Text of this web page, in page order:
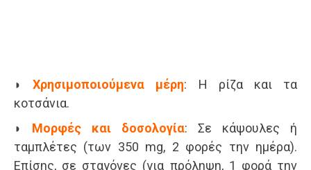
◗Χρησιμοποιούμενα μέρη: Η ρίζα και τα
κοτσάνια.
◗ Μορφές και δοσολογία: Σε κάψουλες ή
ταμπλέτες (των 350 mg, 2 φορές την ημέρα).
Επίσης, σε σταγόνες (για πρόληψη, 1 φορά την